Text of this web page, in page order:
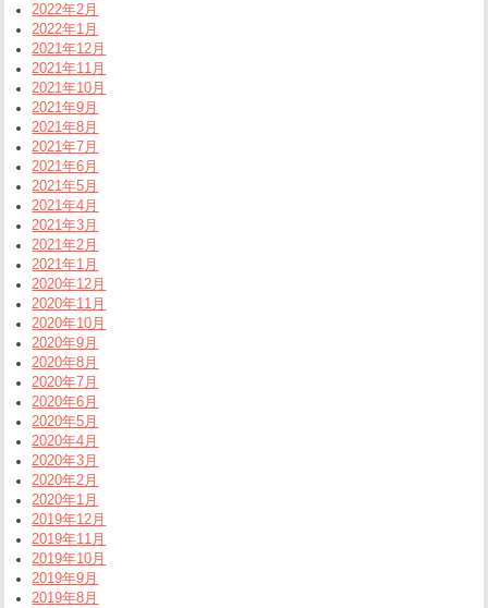
2022年2月
2022年1月
2021年12月
2021年11月
2021年10月
2021年9月
2021年8月
2021年7月
2021年6月
2021年5月
2021年4月
2021年3月
2021年2月
2021年1月
2020年12月
2020年11月
2020年10月
2020年9月
2020年8月
2020年7月
2020年6月
2020年5月
2020年4月
2020年3月
2020年2月
2020年1月
2019年12月
2019年11月
2019年10月
2019年9月
2019年8月